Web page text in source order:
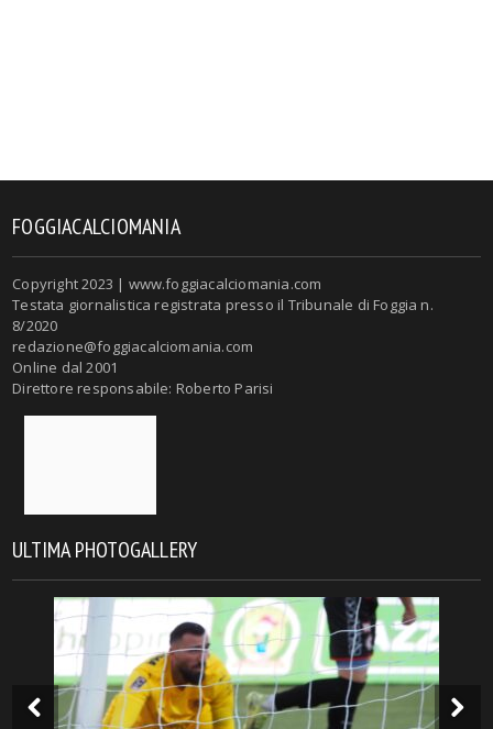
FOGGIACALCIOMANIA
Copyright 2023 | www.foggiacalciomania.com
Testata giornalistica registrata presso il Tribunale di Foggia n.
8/2020
redazione@foggiacalciomania.com
Online dal 2001
Direttore responsabile: Roberto Parisi
ULTIMA PHOTOGALLERY